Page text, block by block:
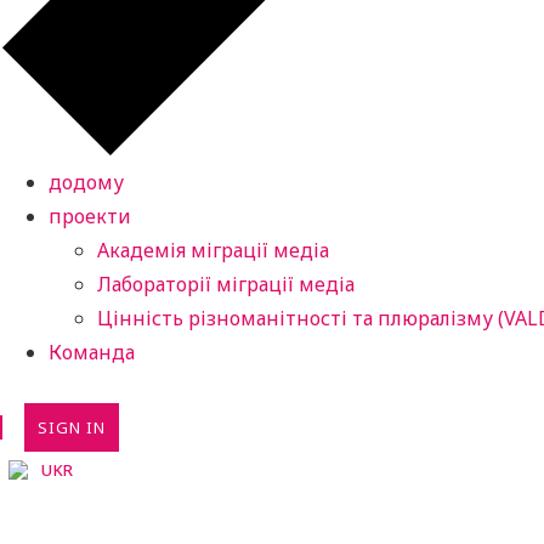
додому
проекти
Академія міграції медіа
Лабораторії міграції медіа
Цінність різноманітності та плюралізму
Команда
SIGN IN
UKR